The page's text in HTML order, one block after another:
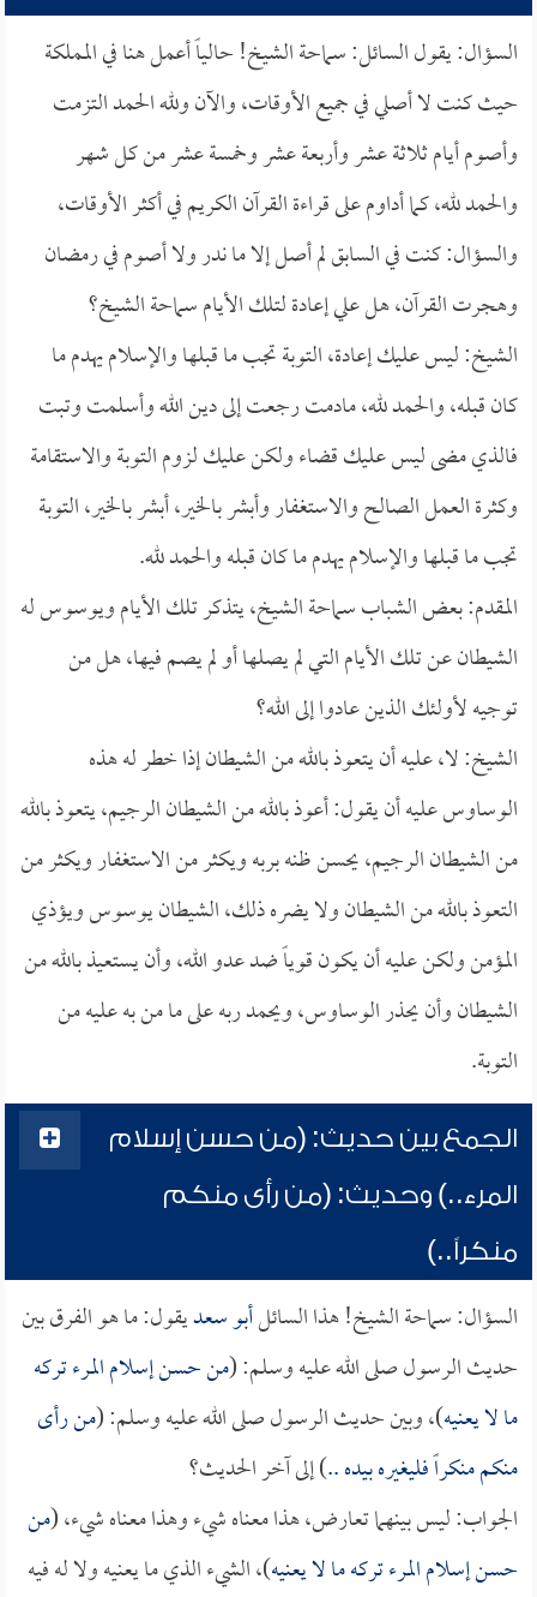
السؤال: يقول السائل: سماحة الشيخ! حالياً أعمل هنا في المملكة
حيث كنت لا أصلي في جميع الأوقات، والآن ولله الحمد التزمت
وأصوم أيام ثلاثة عشر وأربعة عشر وخمسة عشر من كل شهر
والحمد لله، كما أداوم على قراءة القرآن الكريم في أكثر الأوقات،
والسؤال: كنت في السابق لم أصل إلا ما ندر ولا أصوم في رمضان
وهجرت القرآن، هل علي إعادة لتلك الأيام سماحة الشيخ؟
الشيخ: ليس عليك إعادة، التوبة تجب ما قبلها والإسلام يهدم ما
كان قبله، والحمد لله، مادمت رجعت إلى دين الله وأسلمت وتبت
فالذي مضى ليس عليك قضاء ولكن عليك لزوم التوبة والاستقامة
وكثرة العمل الصالح والاستغفار وأبشر بالخير، أبشر بالخير، التوبة
تجب ما قبلها والإسلام يهدم ما كان قبله والحمد لله.
المقدم: بعض الشباب سماحة الشيخ، يتذكر تلك الأيام ويوسوس له
الشيطان عن تلك الأيام التي لم يصلها أو لم يصم فيها، هل من
توجيه لأولئك الذين عادوا إلى الله؟
الشيخ: لا، عليه أن يتعوذ بالله من الشيطان إذا خطر له هذه
الوساوس عليه أن يقول: أعوذ بالله من الشيطان الرجيم، يتعوذ بالله
من الشيطان الرجيم، يحسن ظنه بربه ويكثر من الاستغفار ويكثر من
التعوذ بالله من الشيطان ولا يضره ذلك، الشيطان يوسوس ويؤذي
المؤمن ولكن عليه أن يكون قوياً ضد عدو الله، وأن يستعيذ بالله من
الشيطان وأن يحذر الوساوس، ويحمد ربه على ما من به عليه من
التوبة.
الجمع بين حديث: (من حسن إسلام
المرء..) وحديث: (من رأى منكم
منكراً..)
السؤال: سماحة الشيخ! هذا السائلأبو سعديقول: ما هو الفرق بين
حديث الرسول صلى الله عليه وسلم: (من حسن إسلام المرء تركه
ما لا يعنيه)، وبين حديث الرسول صلى الله عليه وسلم: (من رأى
منكم منكراً فليغيره بيده ..) إلى آخر الحديث؟
الجواب: ليس بينهما تعارض، هذا معناه شيء وهذا معناه شيء، (من
حسن إسلام المرء تركه ما لا يعنيه)، الشيء الذي ما يعنيه ولا له فيه